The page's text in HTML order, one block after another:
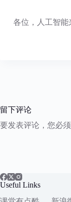
各位，人工智
留下评论
要发表评论，您必
Useful Links